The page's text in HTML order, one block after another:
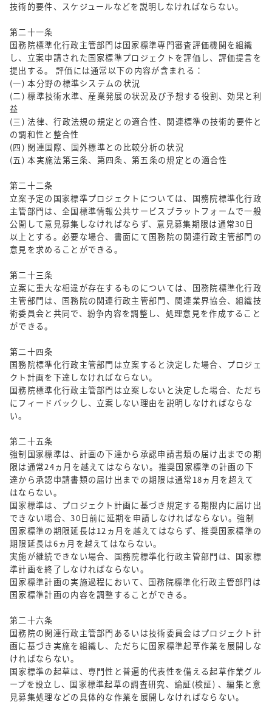
技術的要件、スケジュールなどを説明しなければならない。
第二十一条
国務院標準化行政主管部門は国家標準専門審査評価機関を組織
し、立案申請された国家標準プロジェクトを評価し、評価提言を
提出する。 評価には通常以下の内容が含まれる：
(一) 本分野の標準システムの状況
(二) 標準技術水準、産業発展の状況及び予想する役割、効果と利
益
(三) 法律、行政法規の規定との適合性、関連標準の技術的要件と
の調和性と整合性
(四) 関連国際、国外標準との比較分析の状況
(五) 本実施法第三条、第四条、第五条の規定との適合性
第二十二条
立案予定の国家標準プロジェクトについては、国務院標準化行政
主管部門は、全国標準情報公共サービスプラットフォームで一般
公開して意見募集しなければならず、意見募集期限は通常30日
以上とする。必要な場合、書面にて国務院の関連行政主管部門の
意見を求めることができる。
第二十三条
立案に重大な相違が存在するものについては、国務院標準化行政
主管部門は、国務院の関連行政主管部門、関連業界協会、組織技
術委員会と共同で、紛争内容を調整し、処理意見を作成すること
ができる。
第二十四条
国務院標準化行政主管部門は立案すると決定した場合、プロジェ
クト計画を下達しなければならない。
国務院標準化行政主管部門は立案しないと決定した場合、ただち
にフィードバックし、立案しない理由を説明しなければならな
い。
第二十五条
強制国家標準は、計画の下達から承認申請書類の届け出までの期
限は通常24ヵ月を越えてはならない。推奨国家標準の計画の下
達から承認申請書類の届け出までの期限は通常18ヵ月を超えて
はならない。
国家標準は、プロジェクト計画に基づき規定する期限内に届け出
できない場合、30日前に延期を申請しなければならない。強制
国家標準の期限延長は12ヵ月を越えてはならず、推奨国家標準の
期限延長は6ヵ月を越えてはならない。
実施が継続できない場合、国務院標準化行政主管部門は、国家標
準計画を終了しなければならない。
国家標準計画の実施過程において、国務院標準化行政主管部門は
国家標準計画の内容を調整することができる。
第二十六条
国務院の関連行政主管部門あるいは技術委員会はプロジェクト計
画に基づき実施を組織し、ただちに国家標準起草作業を展開しな
ければならない。
国家標準の起草は、専門性と普遍的代表性を備える起草作業グル
ープを設立し、国家標準起草の調査研究、論証(検証) 、編集と意
見募集処理などの具体的な作業を展開しなければならない。